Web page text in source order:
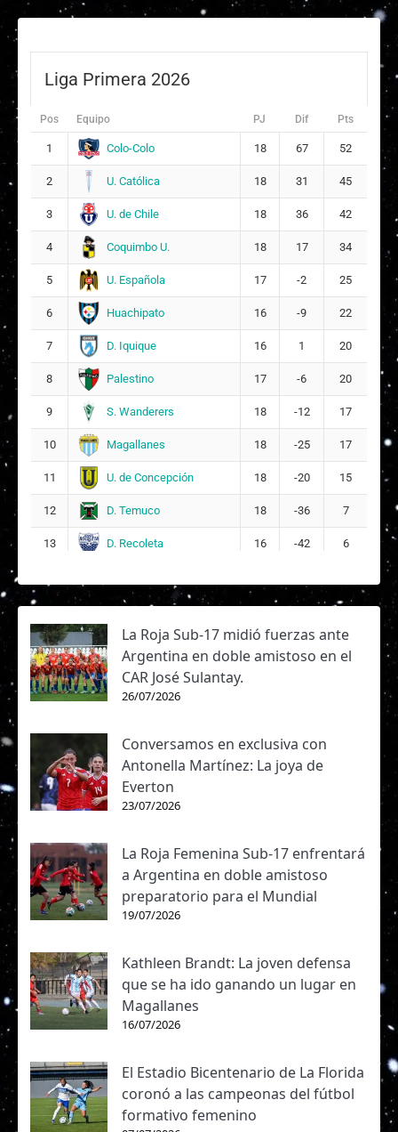
Liga Primera 2026
Pos Equipo PJ Dif Pts
1 Colo-Colo 18 67 52
2 U. Católica 18 31 45
3 U. de Chile 18 36 42
4 Coquimbo U. 18 17 34
5 U. Española 17 -2 25
6 Huachipato 16 -9 22
7 D. Iquique 16 1 20
8 Palestino 17 -6 20
9 S. Wanderers 18 -12 17
10 Magallanes 18 -25 17
11 U. de Concepción 18 -20 15
12 D. Temuco 18 -36 7
13 D. Recoleta 16 -42 6
La Roja Sub-17 midió fuerzas ante
Argentina en doble amistoso en el
CAR José Sulantay.
26/07/2026
Conversamos en exclusiva con
Antonella Martínez: La joya de
Everton
23/07/2026
La Roja Femenina Sub-17 enfrentará
a Argentina en doble amistoso
preparatorio para el Mundial
19/07/2026
Kathleen Brandt: La joven defensa
que se ha ido ganando un lugar en
Magallanes
16/07/2026
El Estadio Bicentenario de La Florida
coronó a las campeonas del fútbol
formativo femenino